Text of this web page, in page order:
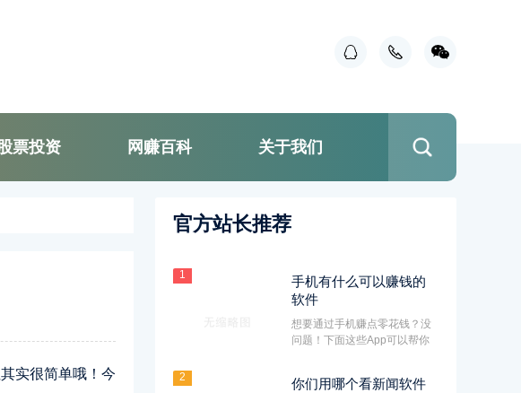
票投资 网赚百科 关于我们
实很简单哦！今
官方站长推荐
1
手机有什么可以赚钱的
软件
想要通过手机赚点零花钱？没
问题！下面这些App可以帮你
2
你们用哪个看新闻软件